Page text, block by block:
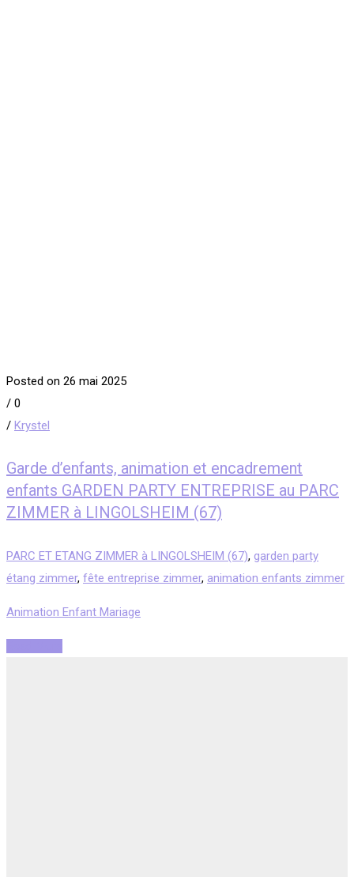
Posted on 26 mai 2025
/ 0
/ Krystel
Garde d’enfants, animation et encadrement
enfants GARDEN PARTY ENTREPRISE au PARC
ZIMMER à LINGOLSHEIM (67)
PARC ET ETANG ZIMMER à LINGOLSHEIM (67), garden party
étang zimmer, fête entreprise zimmer, animation enfants zimmer
Animation Enfant Mariage